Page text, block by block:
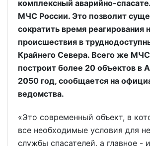
комплексный аварийно-
МЧС России. Это позволит
сократить время реагирования
происшествия в
Крайнего Севера. Всего же
построит более 20 объектов в
2050 год, сообщается на
ведомства.
«Это современный объект, в
все необходимые условия для
службы спасателей, а главное -